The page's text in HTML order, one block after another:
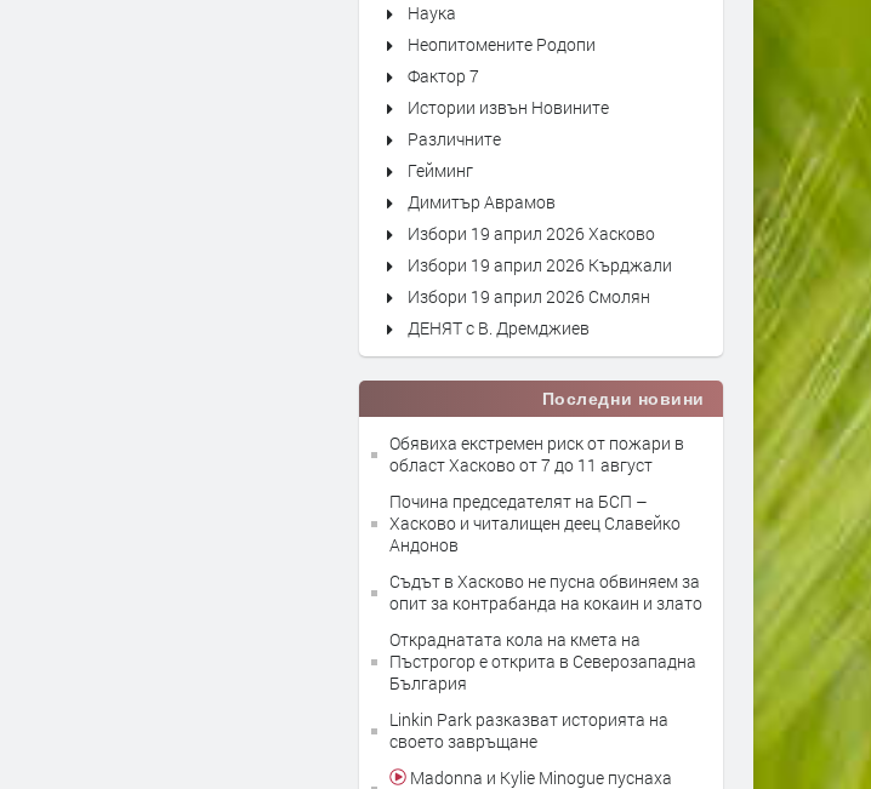
Наука
Неопитомените Родопи
Фактор 7
Истории извън Новините
Различните
Гейминг
Димитър Аврамов
Избори 19 април 2026 Хасково
Избори 19 април 2026 Кърджали
Избори 19 април 2026 Смолян
ДЕНЯТ с В. Дремджиев
Последни новини
Обявиха екстремен риск от пожари в
област Хасково от 7 до 11 август
Почина председателят на БСП –
Хасково и читалищен деец Славейко
Андонов
Съдът в Хасково не пусна обвиняем за
опит за контрабанда на кокаин и злато
Откраднатата кола на кмета на
Пъстрогор е открита в Северозападна
България
Linkin Park разказват историята на
своето завръщане
Madonna и Kylie Minogue пуснаха